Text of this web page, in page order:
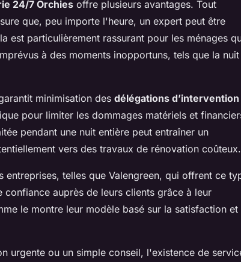
24/7 Orchies offre plusieurs avantages. Tout
que, peu importe l'heure, un expert peut être
est particulièrement rassurant pour les ménages
à des moments inopportuns, tels que la
minimisation des délégations d’intervention
pour limiter les dommages matériels et
pendant une nuit entière peut entraîner un
vers des travaux de rénovation coûteux.
entreprises, telles que Valengreen, qui offrent ce
auprès de leurs clients grâce à leur
le montre leur modèle basé sur la satisfaction et
urgente ou un simple conseil, l'existence de